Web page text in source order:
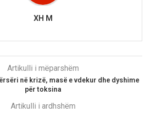
XH M
Artikulli i mëparshëm
në krizë, masë e vdekur dhe dyshime
për toksina
Artikulli i ardhshëm